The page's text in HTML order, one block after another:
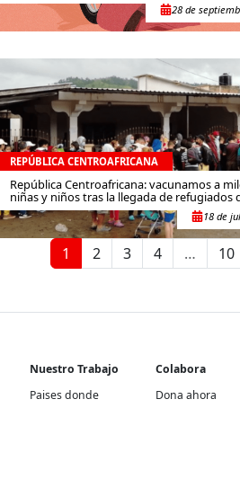
28 de
REPÚBLICA CENTROAFRICANA
República Centroafricana: vacunamos a
niñas y niños tras la llegada de refugiados
18 de
1 2 3 4 … 10
Nuestro Trabajo
Paises donde
Colabora
Dona ahora